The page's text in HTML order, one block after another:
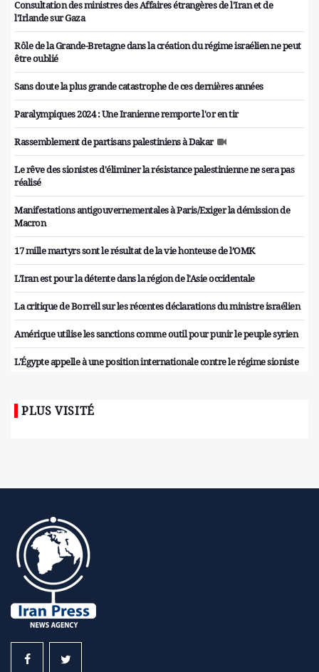
Consultation des ministres des Affaires étrangères de l'Iran et de
l'Irlande sur Gaza
Rôle de la Grande-Bretagne dans la création du régime israélien ne peut
être oublié
Sans doute la plus grande catastrophe de ces dernières années
Paralympiques 2024 : Une Iranienne remporte l'or en tir
Rassemblement de partisans palestiniens à Dakar
Le rêve des sionistes d'éliminer la résistance palestinienne ne sera pas
réalisé
Manifestations antigouvernementales à Paris/Exiger la démission de
Macron
17 mille martyrs sont le résultat de la vie honteuse de l’OMK
L'Iran est pour la détente dans la région de l'Asie occidentale
La critique de Borrell sur les récentes déclarations du ministre israélien
Amérique utilise les sanctions comme outil pour punir le peuple syrien
L'Égypte appelle à une position internationale contre le régime sioniste
PLUS VISITÉ